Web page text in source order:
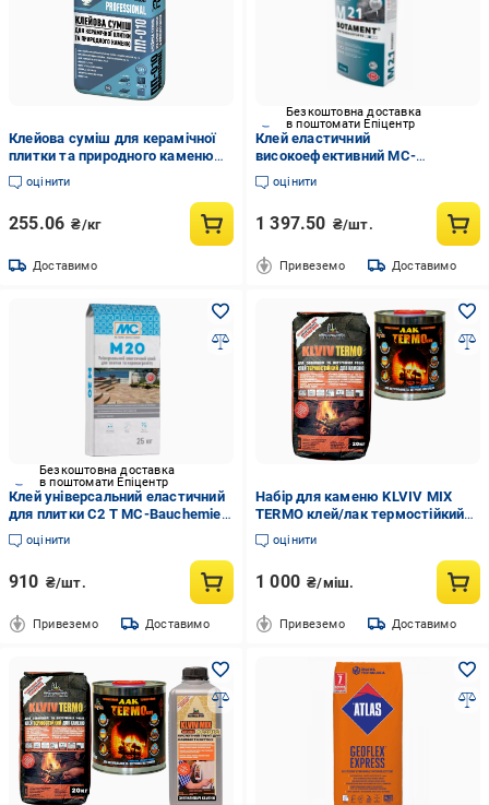
Клейова суміш для керамічної
плитки та природного каменю
ТМ Поліпласт ПП-010
PROFESSIONAL 25 кг
оцінити
255.06 ₴/кг
Доставимо
Безкоштовна доставка
в поштомати Епіцентр
Клей еластичний
високоефективний MC-
Bauchemie M 21 W С2 ТЕ 25 кг
Білий
оцінити
1 397.50 ₴/шт.
Привеземо Доставимо
Безкоштовна доставка
в поштомати Епіцентр
Клей універсальний еластичний
для плитки C2 T MC-Bauchemie
М 20 25 кг
оцінити
910 ₴/шт.
Привеземо Доставимо
Набір для каменю KLVIV MIX
TERMO клей/лак термостійкий
для каміну/мангалу/лазні 20
кг/0,85 л (KL0002)
оцінити
1 000 ₴/міш.
Привеземо Доставимо